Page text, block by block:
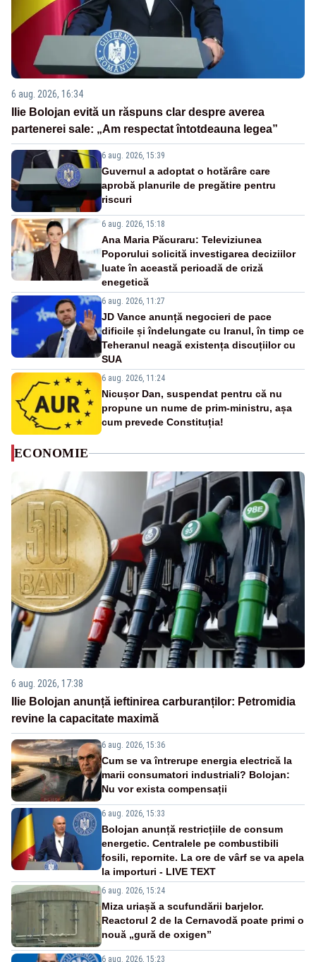
6 aug. 2026, 16:34
Ilie Bolojan evită un răspuns clar despre averea
partenerei sale: „Am respectat întotdeauna legea”
6 aug. 2026, 15:39
Guvernul a adoptat o hotărâre care
aprobă planurile de pregătire pentru
riscuri
6 aug. 2026, 15:18
Ana Maria Păcuraru: Televiziunea
Poporului solicită investigarea deciziilor
luate în această perioadă de criză
enegetică
6 aug. 2026, 11:27
JD Vance anunță negocieri de pace
dificile și îndelungate cu Iranul, în timp ce
Teheranul neagă existența discuțiilor cu
SUA
6 aug. 2026, 11:24
Nicușor Dan, suspendat pentru că nu
propune un nume de prim-ministru, așa
cum prevede Constituția!
ECONOMIE
6 aug. 2026, 17:38
Ilie Bolojan anunță ieftinirea carburanților: Petromidia
revine la capacitate maximă
6 aug. 2026, 15:36
Cum se va întrerupe energia electrică la
marii consumatori industriali? Bolojan:
Nu vor exista compensații
6 aug. 2026, 15:33
Bolojan anunță restricțiile de consum
energetic. Centralele pe combustibili
fosili, repornite. La ore de vârf se va apela
la importuri - LIVE TEXT
6 aug. 2026, 15:24
Miza uriașă a scufundării barjelor.
Reactorul 2 de la Cernavodă poate primi o
nouă „gură de oxigen”
6 aug. 2026, 15:23